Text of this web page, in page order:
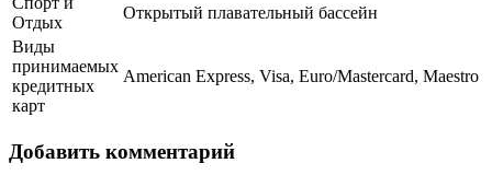
Отдых
Открытый плавательный бассейн
Виды
принимаемых
кредитных
карт
American Express, Visa, Euro/Mastercard, Maestro
Добавить комментарий